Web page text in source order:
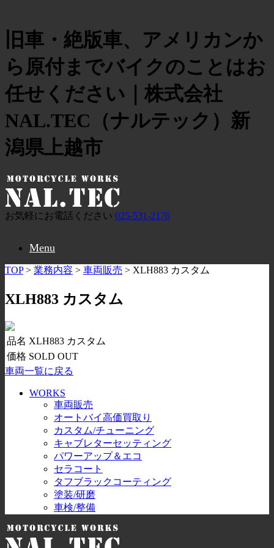
旧車・絶版車、アメリカンか
ら原付までバイクのことはお
任せください｜株式会社
NAL.TEC（ナルテック）新
潟県上越市
お気軽にお電話ください 025-531-2176
Menu
TOP> 業務内容 > 車両販売 > XLH883 カスタム
XLH883 カスタム
品名 XLH883 カスタム
価格 SOLD OUT
車両一覧に戻る
WORKS
車両販売
オートバイ高価買取り
カスタム/チューニング
キャブレターセッティング
パワーアップ＆エコ
セラコート
タフブラックコーティング
塗装/研磨
車検/整備